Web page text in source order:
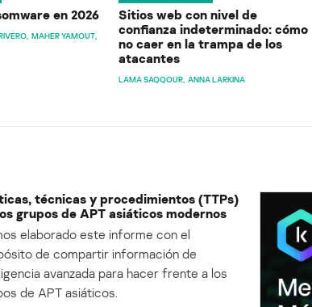
en 2026
MAHER YAMOUT
Sitios web con nivel de
confianza indeterminado: cómo
no caer en la trampa de los
atacantes
LAMA SAQQOUR ANNA LARKINA
técnicas y procedimientos (TTPs)
grupos de APT asiáticos modernos
elaborado este informe con el
de compartir información de
avanzada para hacer frente a los
de APT asiáticos.